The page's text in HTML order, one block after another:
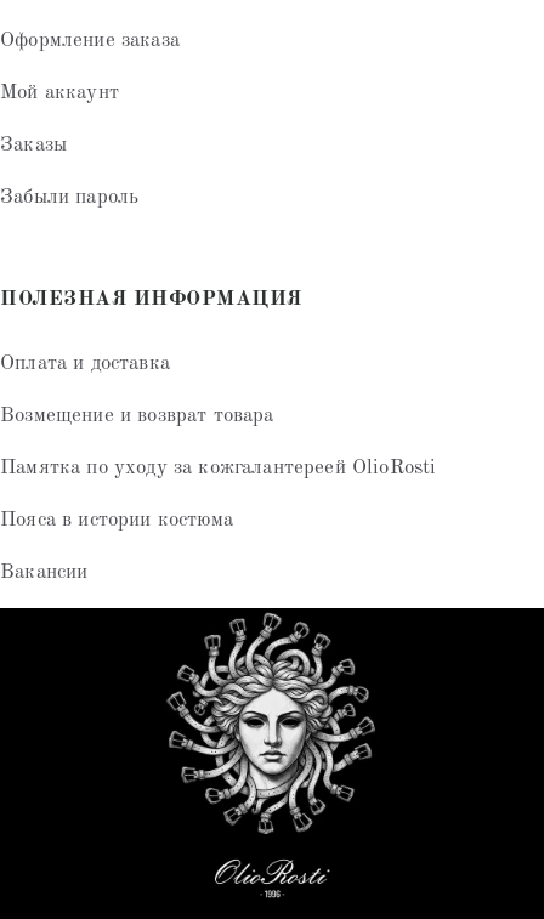
Оформление заказа
Мой аккаунт
Заказы
Забыли пароль
ПОЛЕЗНАЯ ИНФОРМАЦИЯ
Оплата и доставка
Возмещение и возврат товара
Памятка по уходу за кожгалантереей OlioRosti
Пояса в истории костюма
Вакансии